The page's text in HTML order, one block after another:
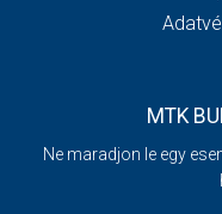
MTK
Ne maradjon le egy